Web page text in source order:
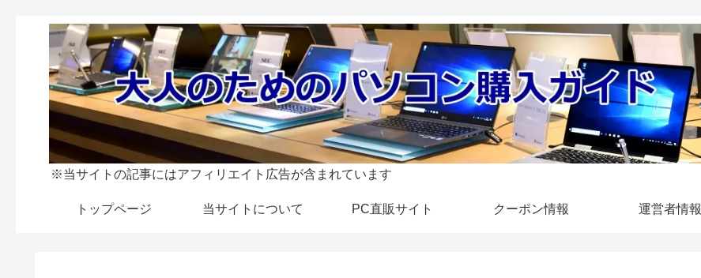
※当サイトの記事にはアフィリエイト広告が含まれています
トップページ 当サイトについて PC直販サイト クーポン情報 運営者情報